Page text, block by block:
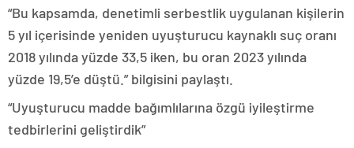
“Bu kapsamda, denetimli serbestlik uygulanan kişilerin
5 yıl içerisinde yeniden uyuşturucu kaynaklı suç oranı
2018 yılında yüzde 33,5 iken, bu oran 2023 yılında
yüzde 19,5’e düştü.” bilgisini paylaştı.
“Uyuşturucu madde bağımlılarına özgü iyileştirme
tedbirlerini geliştirdik”